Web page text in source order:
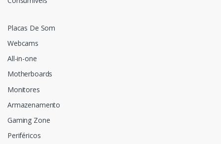
Placas De Som
Webcams
All-in-one
Motherboards
Monitores
Armazenamento
Gaming Zone
Periféricos